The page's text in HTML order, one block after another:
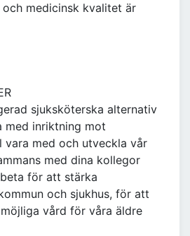
medicinsk kvalitet är
sjuksköterska alternativ
med inriktning mot
vara med och utveckla vår
med dina kollegor
för att stärka
och sjukhus, för att
vård för våra äldre